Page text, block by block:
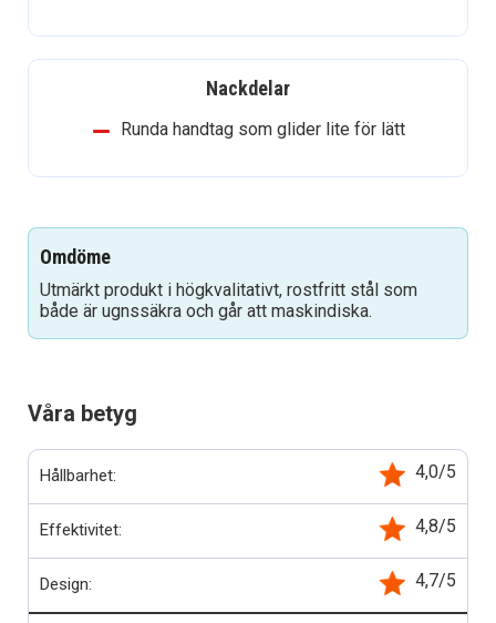
Nackdelar
Runda handtag som glider lite för lätt
Omdöme
Utmärkt produkt i högkvalitativt, rostfritt stål som
både är ugnssäkra och går att maskindiska.
Våra betyg
Hållbarhet: 4,0/5
Effektivitet: 4,8/5
Design: 4,7/5